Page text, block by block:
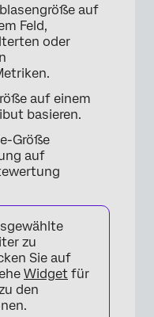
×
auf
Feld,
oder
auf einem
basieren.
Größe
auf
zu
Sie auf
Widget für
den